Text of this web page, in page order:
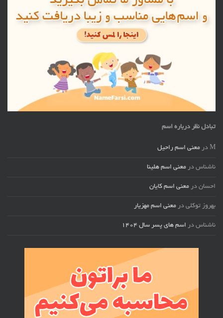
تبادل نظر درباره اسم
M در معنی اسم راحیل
ناشناس در معنی اسم هلینا
احسان در معنی اسم کایان
بهروز توکلی در معنی اسم مهزیار
ناشناس در اسم های پسر سال ۱۴۰۴